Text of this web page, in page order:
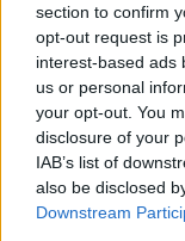
section to confirm
opt-out request is
interest-based ads
us or personal
your opt-out. You
disclosure of your
IAB’s list of
also be disclosed
Downstream
Jenőséf
rövid ideig
egy erős
Jenő edzője ezt
a meccs